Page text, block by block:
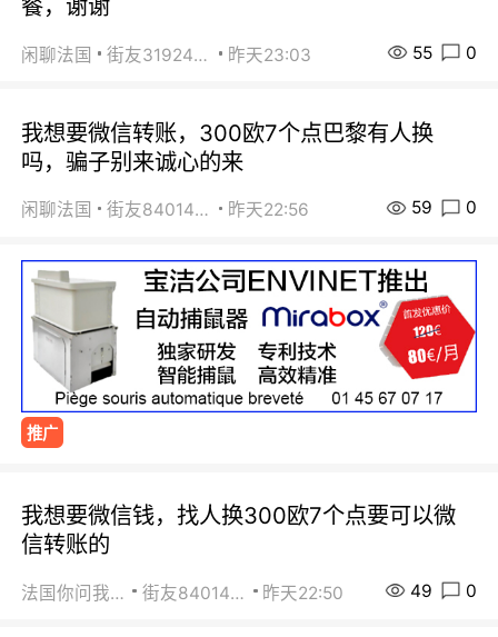
餐，谢谢
闲聊法国 街友31924072 昨天23:03 55 0
我想要微信转账，300欧7个点巴黎有人换
吗，骗子别来诚心的来
闲聊法国 街友84014588 昨天22:56 59 0
推广
我想要微信钱，找人换300欧7个点要可以微
信转账的
法国你问我答 街友84014588 昨天22:50 49 0